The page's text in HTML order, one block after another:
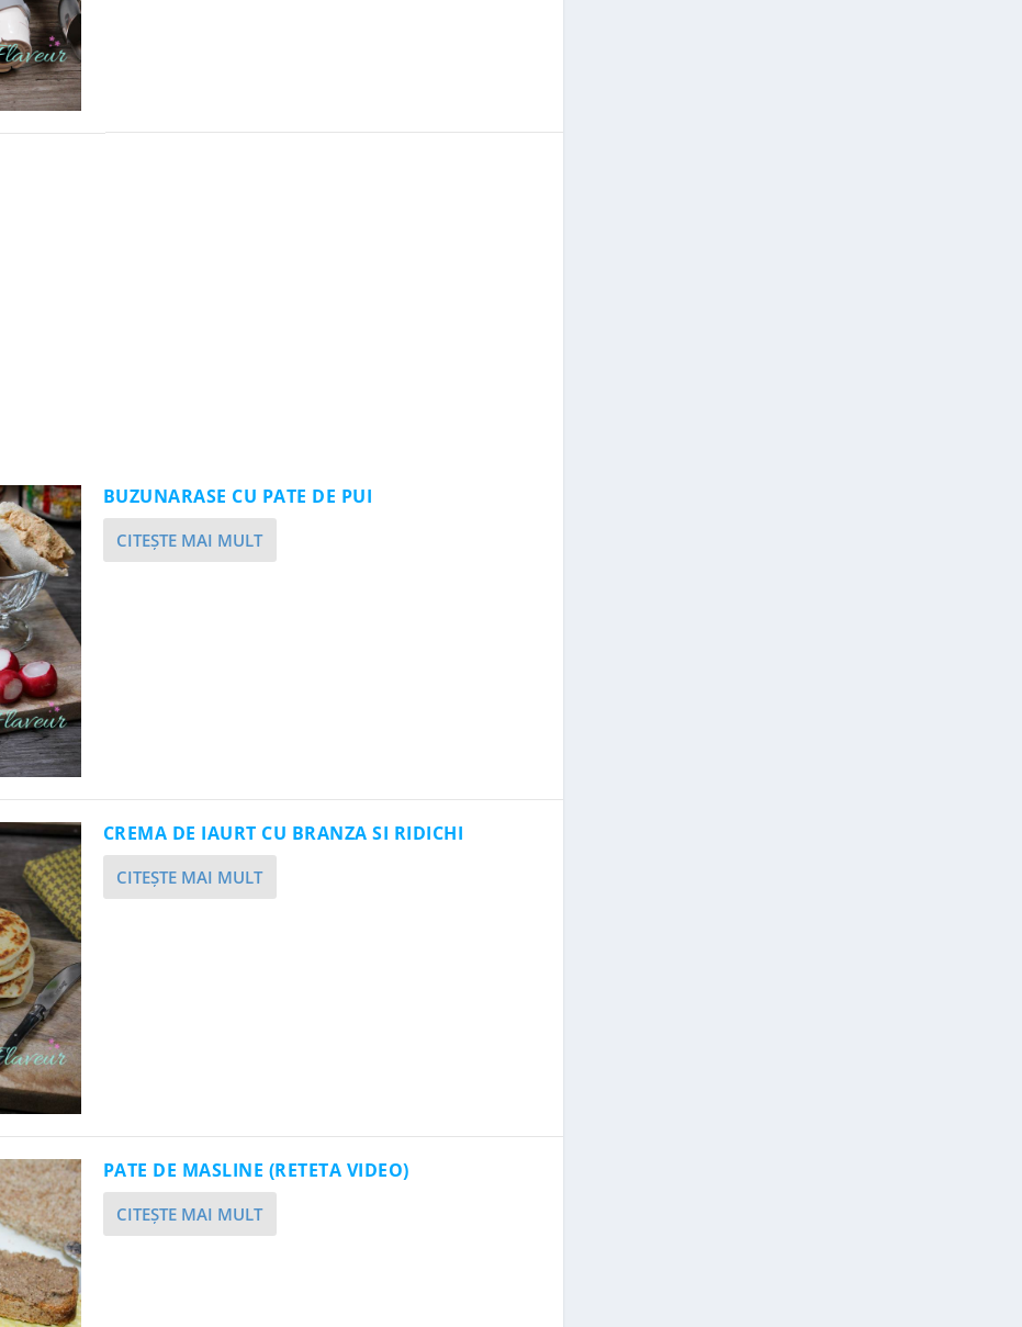
BUZUNARASE CU PATE DE PUI
CITEŞTE MAI MULT
CREMA DE IAURT CU BRANZA SI RIDICHI
CITEŞTE MAI MULT
PATE DE MASLINE (RETETA VIDEO)
CITEŞTE MAI MULT